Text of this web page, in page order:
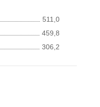
511,0
459,8
306,2